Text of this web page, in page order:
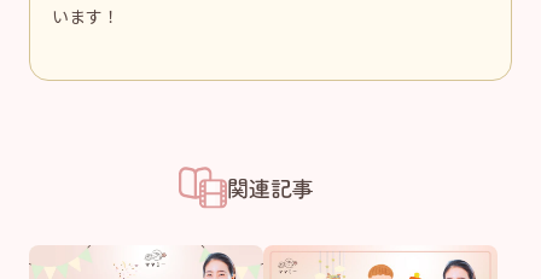
います！
関連記事